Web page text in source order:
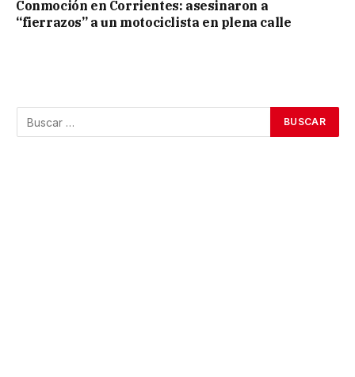
Conmoción en Corrientes: asesinaron a
“fierrazos” a un motociclista en plena calle